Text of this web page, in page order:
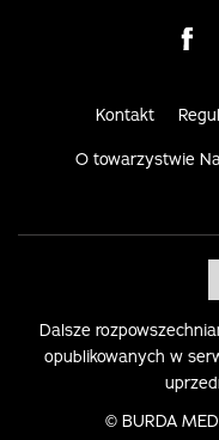
Visit
Kontakt
O towarzystwie
Dalsze
opublikowanych w
© BURDA